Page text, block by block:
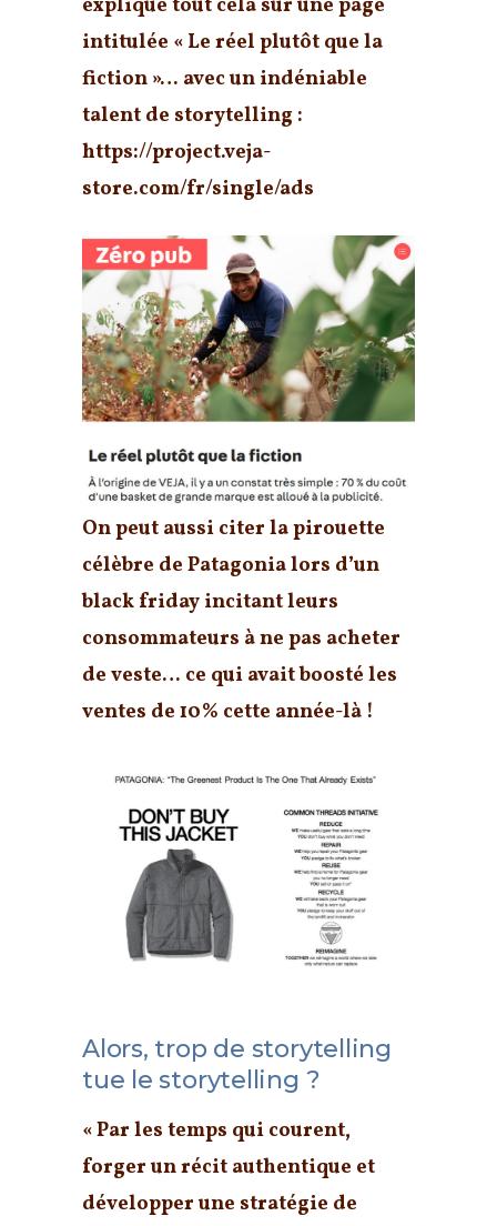
explique tout cela sur une page
intitulée « Le réel plutôt que la
fiction »… avec un indéniable
talent de storytelling :
https://project.veja-
store.com/fr/single/ads
On peut aussi citer la pirouette
célèbre de Patagonia lors d’un
black friday incitant leurs
consommateurs à ne pas acheter
de veste… ce qui avait boosté les
ventes de 10% cette année-là !
Alors, trop de storytelling
tue le storytelling ?
« Par les temps qui courent,
forger un récit authentique et
développer une stratégie de